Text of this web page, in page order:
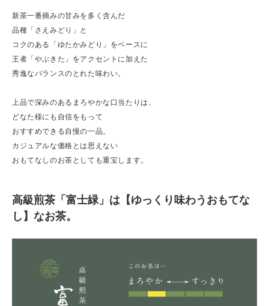
新茶一番摘みの甘みを多く含んだ
品種「さえみどり」と
コクのある「ゆたかみどり」をベースに
王者「やぶきた」をアクセントに加えた
秀逸なバランスのとれた味わい。
上品で深みのあるまろやかな口当たりは、
どなた様にも自信をもって
おすすめできる自慢の一品。
カジュアルな価格とは思えない
おもてなしのお茶としても重宝します。
高級煎茶「富士緑」は【ゆっくり味わうおもてな
し】なお茶。